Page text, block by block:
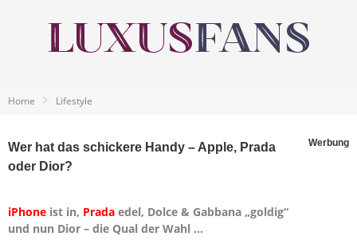
Home Lifestyle
Wer hat das schickere Handy – Apple, Prada
oder Dior?
Werbung
iPhone ist in, Prada edel, Dolce & Gabbana „goldig“
und nun Dior – die Qual der Wahl …